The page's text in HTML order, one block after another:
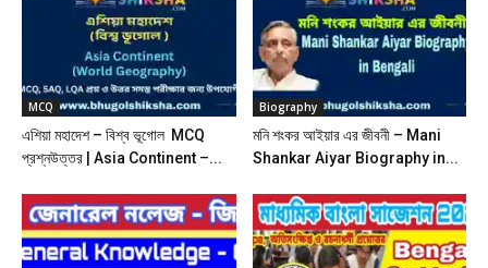
MCQ
এশিয়া মহাদেশ – বিশ্ব ভূগোল MCQ
প্রশ্নউত্তর | Asia Continent –...
Biography
মনি শংকর আইয়ার এর জীবনী – Mani
Shankar Aiyar Biography in...